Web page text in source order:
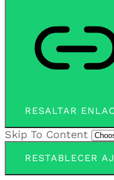
RESALTAR
Skip To Content
RESTABLECER